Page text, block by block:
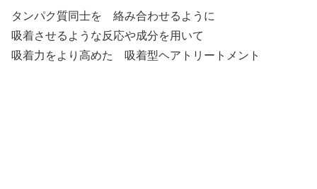
タンパク質同士を 絡み合わせるように
吸着させるような反応や成分を用いて
吸着力をより高めた 吸着型ヘアトリートメント